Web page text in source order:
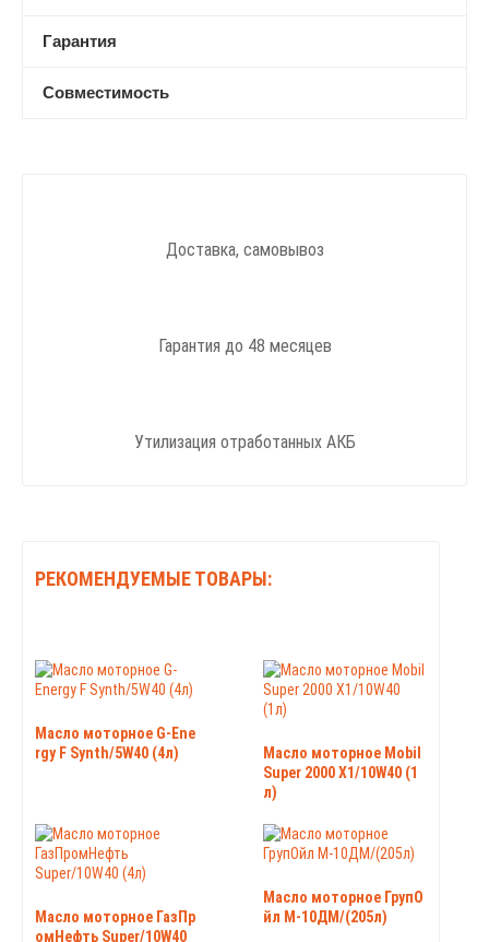
Гарантия
Совместимость
Доставка, самовывоз
Гарантия до 48 месяцев
Утилизация отработанных АКБ
РЕКОМЕНДУЕМЫЕ ТОВАРЫ:
Масло моторное G-Ene
rgy F Synth/5W40 (4л)
Масло моторное Mobil
Super 2000 X1/10W40 (1
л)
Масло моторное ГазПр
омНефть Super/10W40
Масло моторное ГрупО
йл М-10ДМ/(205л)